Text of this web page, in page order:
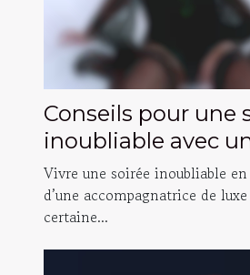
Conseils pour une
inoubliable avec
accompagnatrice
Vivre une soirée inoubliable
d’une accompagnatrice de
certaine...